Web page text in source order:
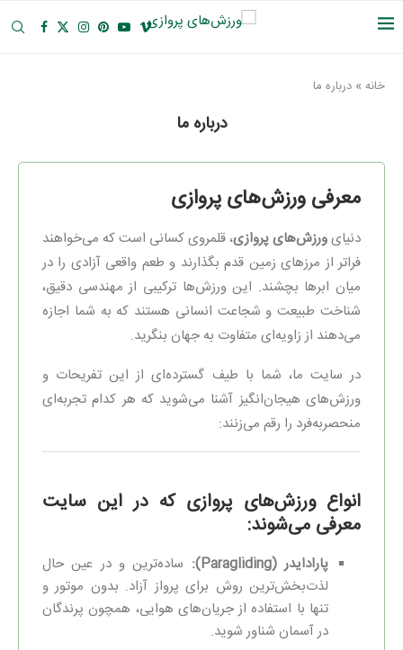
خانه » درباره ما
درباره ما
معرفی ورزش‌های پروازی
دنیایورزش‌های پروازی، قلمروی کسانی است که می‌خواهند
فراتر از مرزهای زمین قدم بگذارند و طعم واقعی آزادی را در
میان ابرها بچشند. این ورزش‌ها ترکیبی از مهندسی دقیق،
شناخت طبیعت و شجاعت انسانی هستند که به شما اجازه
می‌دهند از زاویه‌ای متفاوت به جهان بنگرید.
در سایت ما، شما با طیف گسترده‌ای از این تفریحات و
ورزش‌های هیجان‌انگیز آشنا می‌شوید که هر کدام تجربه‌ای
منحصربه‌فرد را رقم می‌زنند:
انواع ورزش‌های پروازی که در این سایت
معرفی می‌شوند:
پارادایدر (Paragliding):
ساده‌ترین و در عین حال
لذت‌بخش‌ترین روش برای پرواز آزاد. بدون موتور و
تنها با استفاده از جریان‌های هوایی، همچون پرندگان
در آسمان شناور شوید.